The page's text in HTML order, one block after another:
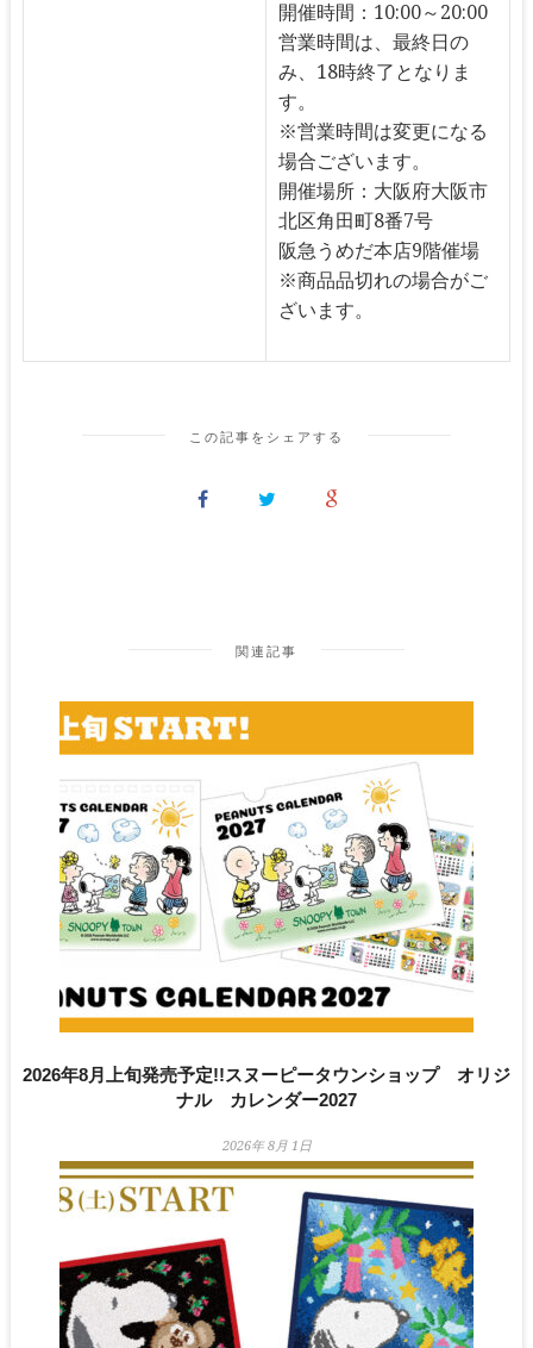
開催時間：10:00～20:00
営業時間は、最終日の
み、18時終了となりま
す。
※営業時間は変更になる
場合ございます。
開催場所：大阪府大阪市
北区角田町8番7号
阪急うめだ本店9階催場
※商品品切れの場合がご
ざいます。
この記事をシェアする
関連記事
2026年8月上旬発売予定!!スヌーピータウンショップ オリジ
ナル カレンダー2027
2026年 8月 1日